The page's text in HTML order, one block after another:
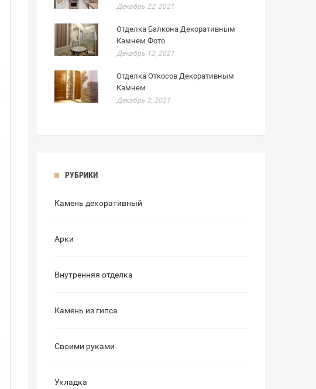
Декабрь 22, 2021
Отделка Балкона Декоративным
Камнем Фото
Декабрь 12, 2021
Отделка Откосов Декоративным
Камнем
Декабрь 2, 2021
РУБРИКИ
Камень декоративный
Арки
Внутренняя отделка
Камень из гипса
Своими руками
Укладка